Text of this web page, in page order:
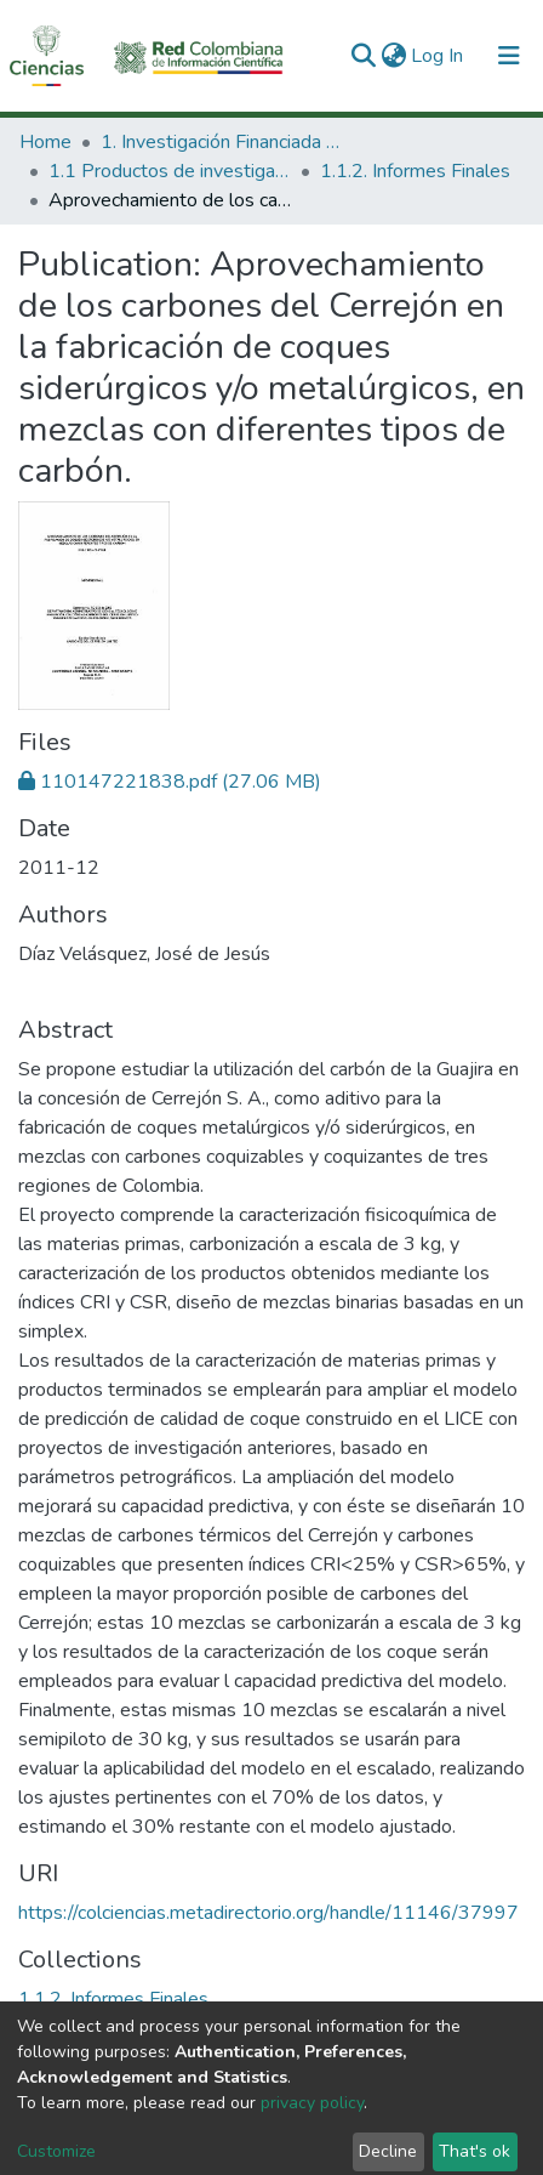
Log In (current)
Communities & Collections
All of DSpace
Home
1. Investigación Financiada con Recursos Públicos
1.1 Productos de investigación
1.1.2. Informes Finales
Aprovechamiento de los carbones del Cerrejón en la fabricación de coques siderúrgicos y/o metalúrgicos, en mezclas con diferentes tipos de carbón.
Publication: Aprovechamiento
de los carbones del Cerrejón en
la fabricación de coques
siderúrgicos y/o metalúrgicos, en
mezclas con diferentes tipos de
carbón.
Files
110147221838.pdf(27.06 MB)
Date
2011-12
Authors
Díaz Velásquez, José de Jesús
Abstract
Se propone estudiar la utilización del carbón de la Guajira en
la concesión de Cerrejón S. A., como aditivo para la
fabricación de coques metalúrgicos y/ó siderúrgicos, en
mezclas con carbones coquizables y coquizantes de tres
regiones de Colombia.
El proyecto comprende la caracterización fisicoquímica de
las materias primas, carbonización a escala de 3 kg, y
caracterización de los productos obtenidos mediante los
índices CRI y CSR, diseño de mezclas binarias basadas en un
simplex.
Los resultados de la caracterización de materias primas y
productos terminados se emplearán para ampliar el modelo
de predicción de calidad de coque construido en el LICE con
proyectos de investigación anteriores, basado en
parámetros petrográficos. La ampliación del modelo
mejorará su capacidad predictiva, y con éste se diseñarán 10
mezclas de carbones térmicos del Cerrejón y carbones
coquizables que presenten índices CRI<25% y CSR>65%, y
empleen la mayor proporción posible de carbones del
Cerrejón; estas 10 mezclas se carbonizarán a escala de 3 kg
y los resultados de la caracterización de los coque serán
empleados para evaluar l capacidad predictiva del modelo.
Finalmente, estas mismas 10 mezclas se escalarán a nivel
semipiloto de 30 kg, y sus resultados se usarán para
evaluar la aplicabilidad del modelo en el escalado, realizando
los ajustes pertinentes con el 70% de los datos, y
estimando el 30% restante con el modelo ajustado.
URI
https://colciencias.metadirectorio.org/handle/11146/37997
Collections
1.1.2. Informes Finales
Full item page
DSpace software copyright © 2002-2026
Cookie
End User
Send
We collect and process your personal information for the
following purposes: Authentication, Preferences,
Acknowledgement and Statistics.
To learn more, please read our privacy policy.
Customize Decline That's ok